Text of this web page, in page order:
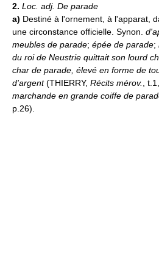
2. Loc. adj. De parade
a) Destiné à l'ornement, à l'apparat,
une circonstance officielle. Synon.
meubles de parade; épée de parade;
du roi de Neustrie quittait son lourd
char de parade, élevé en forme de
d'argent(THIERRY, Récits mérov.,
marchande en grande coiffe de
p.26).